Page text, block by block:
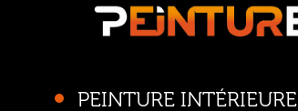
PEINTURE INTÉRIEURE